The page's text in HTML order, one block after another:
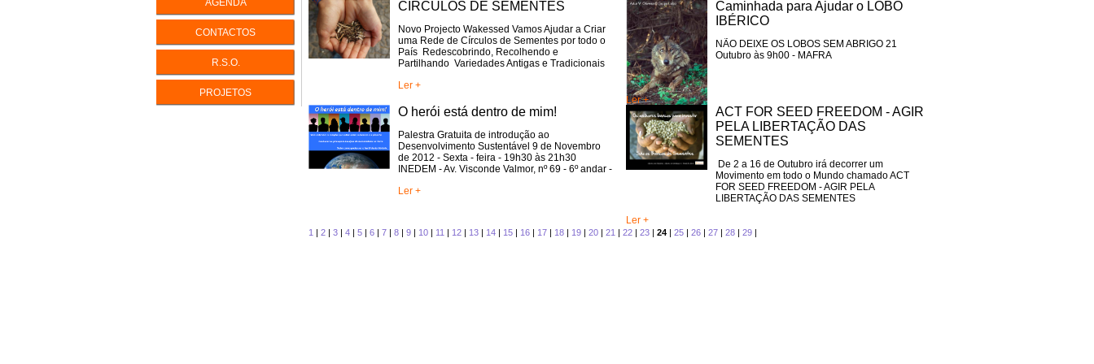
AGENDA
CONTACTOS
R.S.O.
PROJETOS
INTELIGÊNCIA EMOCIONAL
INTELIGÊNCIA ESPIRITUAL
PERSONALIDADE:
LIDAR COM O CONFLITO
IKIGAI - Viver com Propósito
TRANSFORMAÇÃO
TERAPIA PRÂNICA ® e
PSICOTERAPIA PRANICA ®
MASSAGEM AYURVÉDICA
ESPIRAL DA VIDA
CLÍNICA SOCIAL
Sobre Carlos Poço
JARDINS TERAPÊUTICOS
CÍRCULOS DE SEMENTES
Sobre Frederica Teixeira e
Pepa Bernardes
ORGANIZACIONAL
FLORESCIMENTO HUMANO
E ORGANIZACIONAL
CIRCULOS DE SEMENTES
Novo Projecto Wakessed Vamos Ajudar a Criar
uma Rede de Círculos de Sementes por todo o
País Redescobrindo, Recolhendo e
Partilhando Variedades Antigas e Tradicionais
Ler +
Caminhada para Ajudar o LOBO
IBÉRICO
NÃO DEIXE OS LOBOS SEM ABRIGO 21
Outubro às 9h00 - MAFRA
Ler +
O herói está dentro de mim!
Palestra Gratuita de introdução ao
Desenvolvimento Sustentável 9 de Novembro
de 2012 - Sexta - feira - 19h30 às 21h30
INEDEM - Av. Visconde Valmor, nº 69 - 6º andar -
Ler +
ACT FOR SEED FREEDOM - AGIR
PELA LIBERTAÇÃO DAS
SEMENTES
De 2 a 16 de Outubro irá decorrer um
Movimento em todo o Mundo chamado ACT
FOR SEED FREEDOM - AGIR PELA
LIBERTAÇÃO DAS SEMENTES
Ler +
1 | 2 | 3 | 4 | 5 | 6 | 7 | 8 | 9 | 10 | 11 | 12 | 13 | 14 | 15 | 16 | 17 | 18 | 19 | 20 | 21 | 22 | 23 | 24 | 25 | 26 | 27 | 28 | 29 |